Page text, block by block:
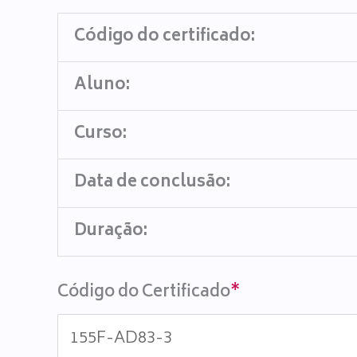
Código do certificado:
Aluno:
Curso:
Data de conclusão:
Duração:
Código do Certificado*